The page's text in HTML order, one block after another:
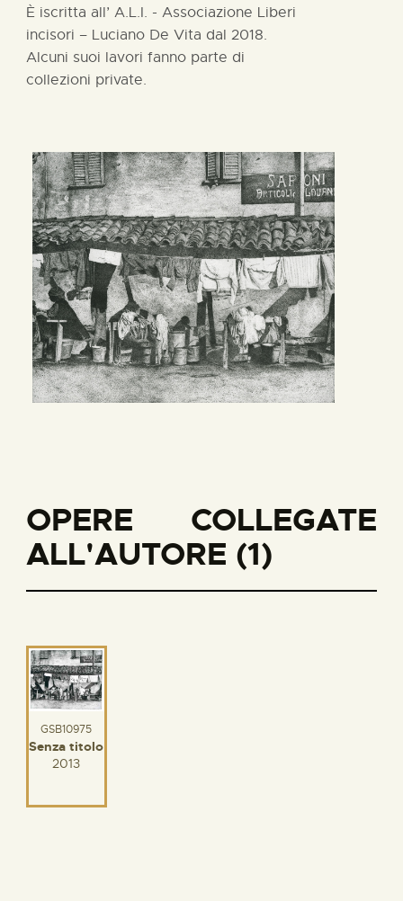
È iscritta all’ A.L.I. - Associazione Liberi
incisori – Luciano De Vita dal 2018.
Alcuni suoi lavori fanno parte di
collezioni private.
OPERE COLLEGATE
ALL'AUTORE (1)
GSB10975
Senza titolo
2013